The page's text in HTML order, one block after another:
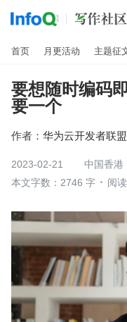
首页 月更活动 主题征
要想随时编码
要一个
作者： 华为云开发者联盟
2023-02-21
中国香港
本文字数：2746 字
阅